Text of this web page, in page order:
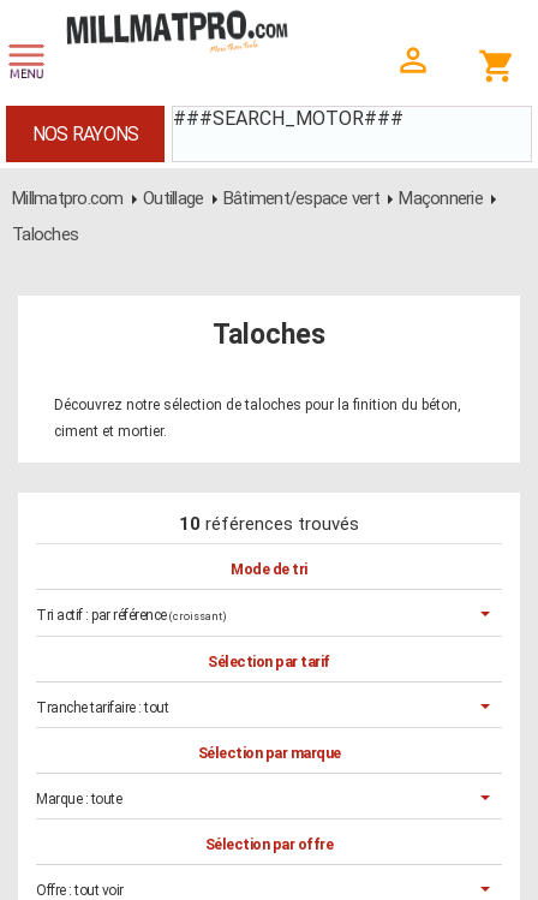
###SEARCH_MOTOR###
NOS RAYONS
Millmatpro.com Outillage Bâtiment/espace vert
Maçonnerie
Taloches
Taloches
Découvrez notre sélection de taloches pour la finition du béton,
ciment et mortier.
10 références trouvés
Mode de tri
Tri actif : par référence (croissant)
Sélection par tarif
Tranche tarifaire :tout
Sélection par marque
Marque :toute
Sélection par offre
Offre :tout voir